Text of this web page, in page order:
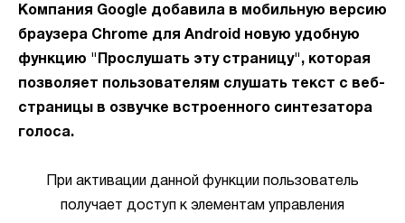
Компания Google добавила в мобильную версию
браузера Chrome для Android новую удобную
функцию "Прослушать эту страницу", которая
позволяет пользователям слушать текст с веб-
страницы в озвучке встроенного синтезатора
голоса.
При активации данной функции пользователь
получает доступ к элементам управления